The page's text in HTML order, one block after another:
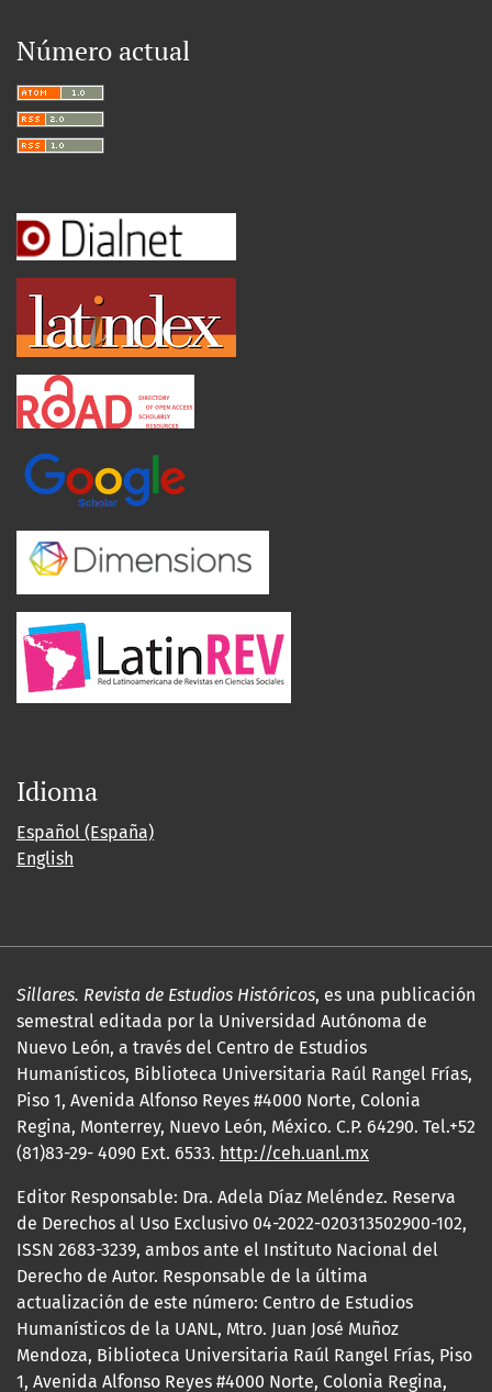
Número actual
Idioma
Español (España)
English
Sillares. Revista de Estudios Históricos, es una publicación
semestral editada por la Universidad Autónoma de
Nuevo León, a través del Centro de Estudios
Humanísticos, Biblioteca Universitaria Raúl Rangel Frías,
Piso 1, Avenida Alfonso Reyes #4000 Norte, Colonia
Regina, Monterrey, Nuevo León, México. C.P. 64290. Tel.+52
(81)83-29- 4090 Ext. 6533. http://ceh.uanl.mx
Editor Responsable: Dra. Adela Díaz Meléndez. Reserva
de Derechos al Uso Exclusivo 04-2022-020313502900-102,
ISSN 2683-3239, ambos ante el Instituto Nacional del
Derecho de Autor. Responsable de la última
actualización de este número: Centro de Estudios
Humanísticos de la UANL, Mtro. Juan José Muñoz
Mendoza, Biblioteca Universitaria Raúl Rangel Frías, Piso
1, Avenida Alfonso Reyes #4000 Norte, Colonia Regina,